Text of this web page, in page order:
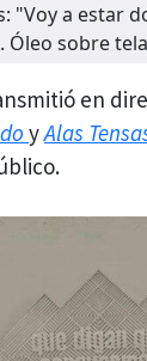
"Voy a estar
Óleo sobre
en
yAlas